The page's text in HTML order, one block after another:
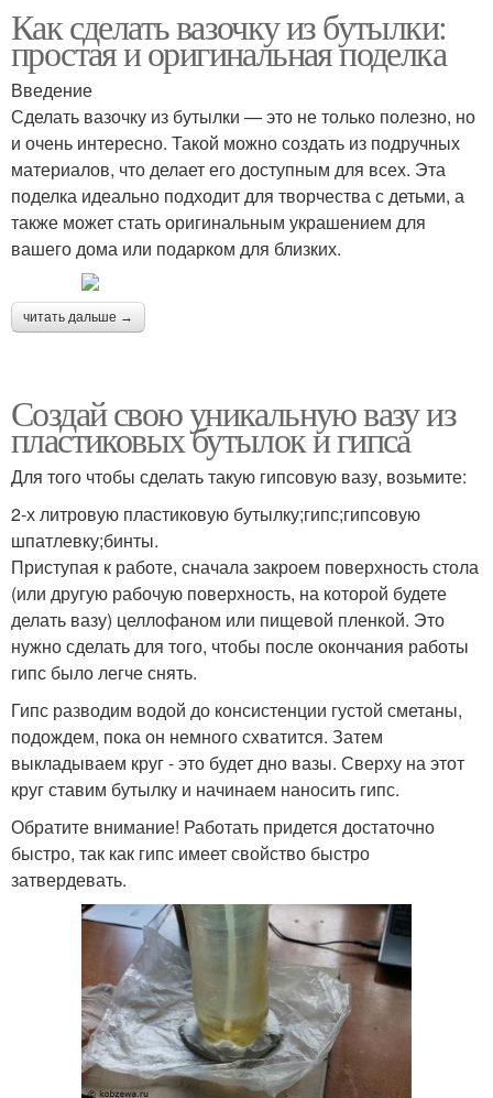
Как сделать вазочку из бутылки:
простая и оригинальная поделка
Введение
Сделать вазочку из бутылки — это не только полезно, но
и очень интересно. Такой можно создать из подручных
материалов, что делает его доступным для всех. Эта
поделка идеально подходит для творчества с детьми, а
также может стать оригинальным украшением для
вашего дома или подарком для близких.
читать дальше →
Создай свою уникальную вазу из
пластиковых бутылок и гипса
Для того чтобы сделать такую гипсовую вазу, возьмите:
2-х литровую пластиковую бутылку;гипс;гипсовую
шпатлевку;бинты.
Приступая к работе, сначала закроем поверхность стола
(или другую рабочую поверхность, на которой будете
делать вазу) целлофаном или пищевой пленкой. Это
нужно сделать для того, чтобы после окончания работы
гипс было легче снять.
Гипс разводим водой до консистенции густой сметаны,
подождем, пока он немного схватится. Затем
выкладываем круг - это будет дно вазы. Сверху на этот
круг ставим бутылку и начинаем наносить гипс.
Обратите внимание! Работать придется достаточно
быстро, так как гипс имеет свойство быстро
затвердевать.